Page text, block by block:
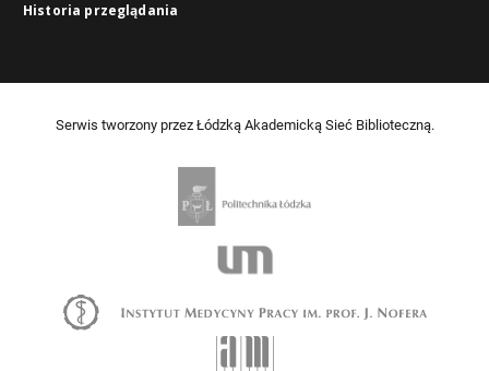
Historia przeglądania
Serwis tworzony przez Łódzką Akademicką Sieć Biblioteczną.